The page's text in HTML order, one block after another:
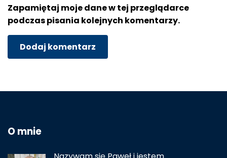
Zapamiętaj moje dane w tej przeglądarce
podczas pisania kolejnych komentarzy.
O mnie